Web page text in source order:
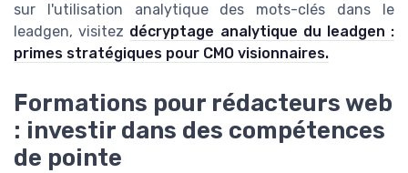
sur l'utilisation analytique des mots-clés dans le
leadgen, visitez décryptage analytique du leadgen :
primes stratégiques pour CMO visionnaires.
Formations pour rédacteurs web
: investir dans des compétences
de pointe